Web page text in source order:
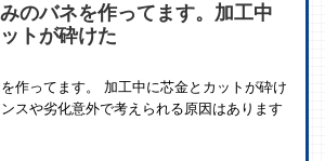
のバネを作ってます。加工中
トが砕けた
作ってます。 加工中に芯金とカットが砕け
スや劣化意外で考えられる原因はあります